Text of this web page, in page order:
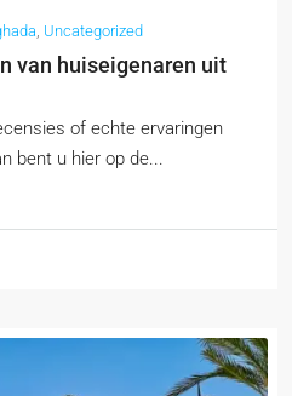
, Uncategorized
van huiseigenaren uit
of echte ervaringen
bent u hier op de...